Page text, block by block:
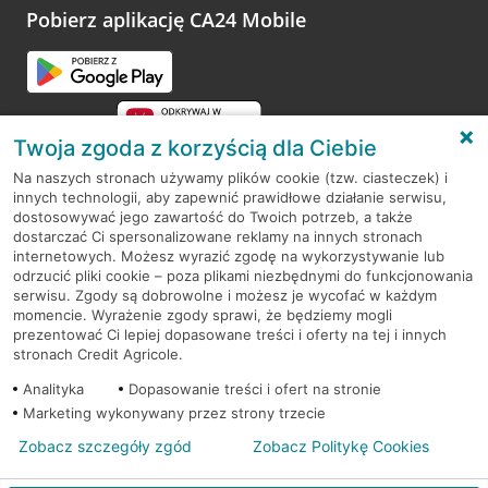
opinie.
Pobierz aplikację CA24 Mobile
RODO
Regulamin serwisu
Mapa serwisu
PolitykaCookies
© 2026 Credit Agricole Bank Polska S.A. Wszelkie prawa zastrzeżone
Twoja zgoda z korzyścią dla Ciebie
Na naszych stronach używamy plików cookie (tzw. ciasteczek) i
innych technologii, aby zapewnić prawidłowe działanie serwisu,
dostosowywać jego zawartość do Twoich potrzeb, a także
dostarczać Ci spersonalizowane reklamy na innych stronach
internetowych. Możesz wyrazić zgodę na wykorzystywanie lub
odrzucić pliki cookie – poza plikami niezbędnymi do funkcjonowania
serwisu. Zgody są dobrowolne i możesz je wycofać w każdym
momencie. Wyrażenie zgody sprawi, że będziemy mogli
prezentować Ci lepiej dopasowane treści i oferty na tej i innych
stronach Credit Agricole.
Analityka
Dopasowanie treści i ofert na stronie
Marketing wykonywany przez strony trzecie
Zobacz szczegóły zgód Zobacz Politykę Cookies